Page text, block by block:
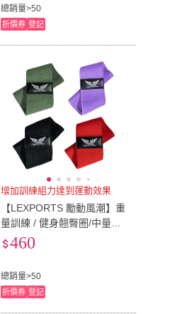
總銷量>50
折價券 登記
增加訓練組力達到運動效果
【LEXPORTS 勵動風潮】重
量訓練 / 健身翹臀圈/中量級
(翹臀圈 彈力帶 阻力帶 健身
總銷量>50
460
折價券 登記